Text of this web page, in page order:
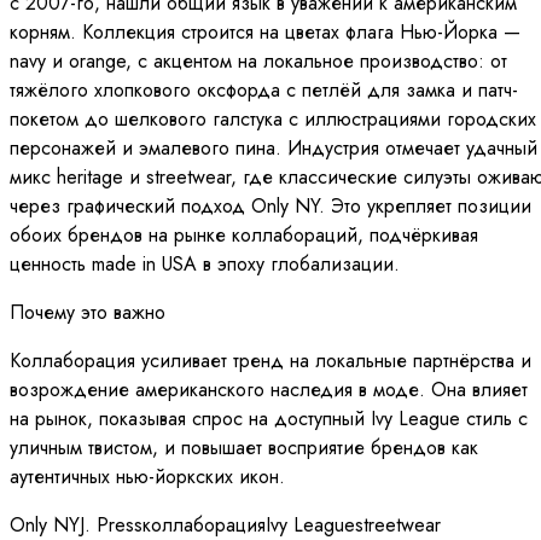
корням. Коллекция строится на цветах флага Нью-Йорка —
navy и orange, с акцентом на локальное производство: от
тяжёлого хлопкового оксфорда с петлёй для замка и патч-
покетом до шелкового галстука с иллюстрациями городских
персонажей и эмалевого пина. Индустрия отмечает удачный
микс heritage и streetwear, где классические силуэты
через графический подход Only NY. Это укрепляет позиции
обоих брендов на рынке коллабораций, подчёркивая
ценность made in USA в эпоху глобализации.
Почему это важно
Коллаборация усиливает тренд на локальные партнёрства и
возрождение американского наследия в моде. Она влияет
на рынок, показывая спрос на доступный Ivy League стиль с
уличным твистом, и повышает восприятие брендов как
аутентичных нью-йоркских икон.
Only NYJ. PressколлаборацияIvy Leaguestreetwear